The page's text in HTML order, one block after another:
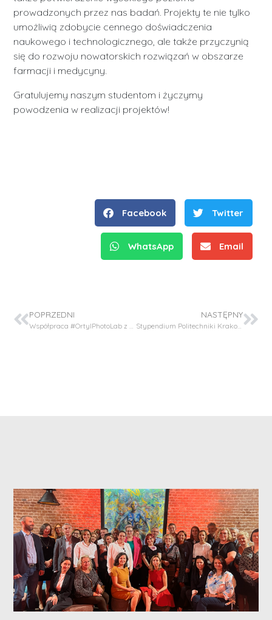
prowadzonych przez nas badań. Projekty te nie tylko
umożliwią zdobycie cennego doświadczenia
naukowego i technologicznego, ale także przyczynią
się do rozwoju nowatorskich rozwiązań w obszarze
farmacji i medycyny.
Gratulujemy naszym studentom i życzymy
powodzenia w realizacji projektów!
Facebook Twitter
WhatsApp Email
POPRZEDNI
Współpraca #OrtylPhotoLab z grupą badawczą profesora Versace z Francji
NASTĘPNY
Stypendium Politechniki Krakowskiej z Własnego Funduszu Stypendialnego